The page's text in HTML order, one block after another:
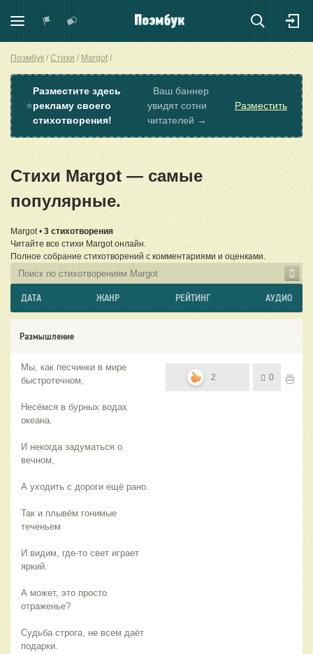
Поэмбук Стихи Margot
⭐
Разместите здесь
рекламу своего
стихотворения!
Ваш баннер
увидят сотни
читателей →
Разместить
Стихи Margot — самые
популярные.
Margot • 3 стихотворения
Читайте все стихи Margot онлайн.
Полное собрание стихотворений с комментариями и оценками.
ДАТА ЖАНР РЕЙТИНГ АУДИО
Размышление
Мы, как песчинки в мире
быстротечном,
Несёмся в бурных водах
океана.
И некогда задуматься о
вечном,
А уходить с дороги ещё рано.
Так и плывём гонимые
теченьем
И видим, где-то свет играет
яркий.
А может, это просто
отраженье?
Судьба строга, не всем даёт
подарки.
2 0